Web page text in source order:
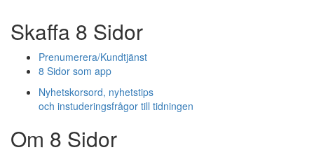
Skaffa 8 Sidor
Prenumerera/Kundtjänst
8 Sidor som app
Nyhetskorsord, nyhetstips
och instuderingsfrågor till tidningen
Om 8 Sidor